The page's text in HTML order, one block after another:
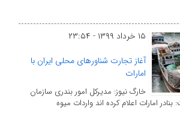
۱۵ خرداد ۱۳۹۹ - ۲۳:۵۴
آغاز تجارت شناورهای محلی ایران با
امارات
خارگ نیوز: مدیرکل امور بندری سازمان
بنادر امارات اعلام کرده اند واردات میوه